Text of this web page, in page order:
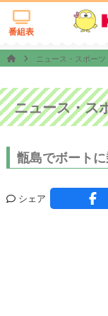
番組表
ニュース・スポーツ
ニュース・ス
甑島でボート
シェア